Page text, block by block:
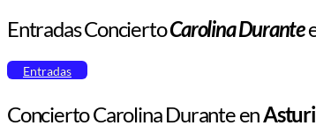
Entradas ConciertoCarolina Durante
Entradas
Concierto Carolina Durante en